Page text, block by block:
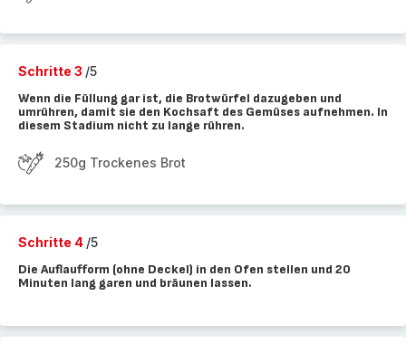
Schritte 3 /5
Wenn die Füllung gar ist, die Brotwürfel dazugeben und
umrühren, damit sie den Kochsaft des Gemüses aufnehmen. In
diesem Stadium nicht zu lange rühren.
250g Trockenes Brot
Schritte 4 /5
Die Auflaufform (ohne Deckel) in den Ofen stellen und 20
Minuten lang garen und bräunen lassen.